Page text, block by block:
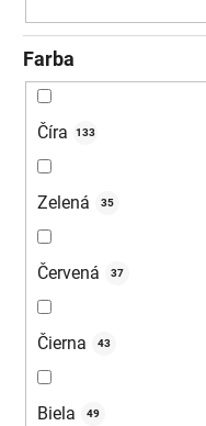
Farba
Číra 133
Zelená 35
Červená 37
Čierna 43
Biela 49